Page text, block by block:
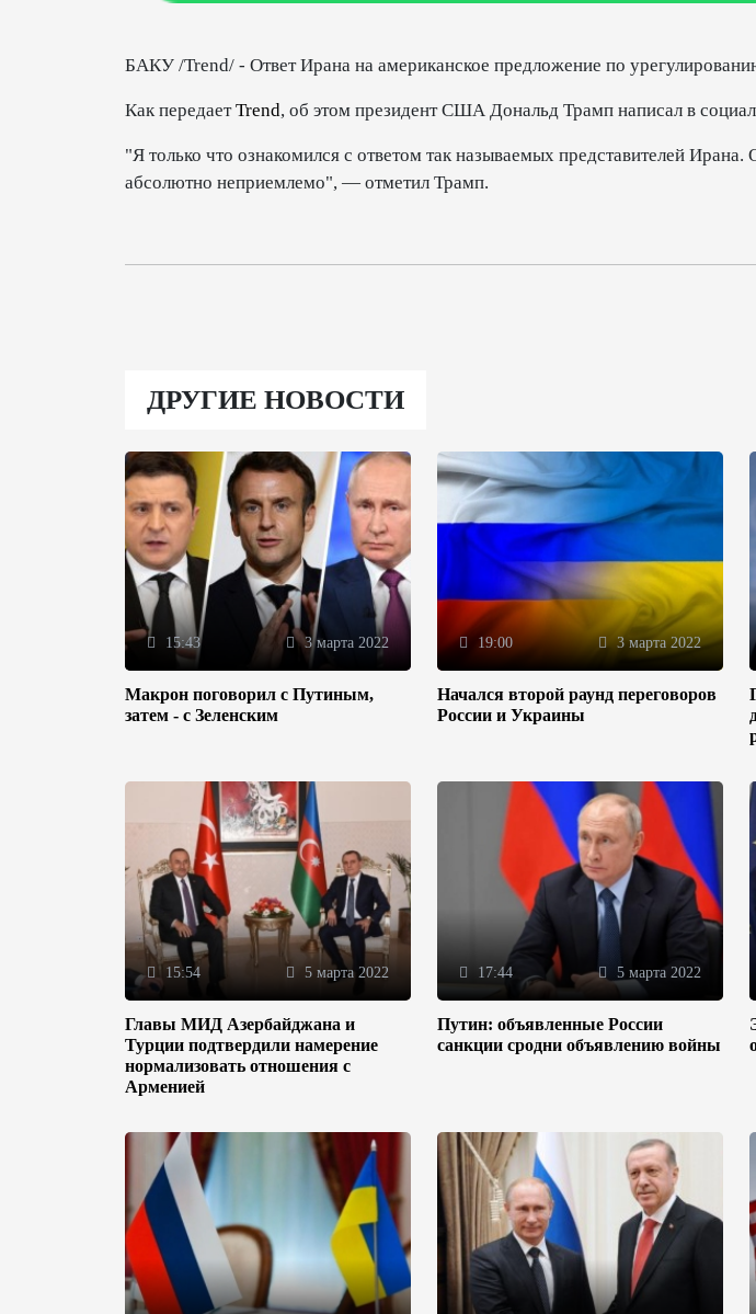
БАКУ /Trend/ - Ответ Ирана на американское предложение по
Как передаетTrend, об этом президент США Дональд Трамп написал в
"Я только что ознакомился с ответом так называемых представителей
абсолютно неприемлемо", — отметил Трамп.
ДРУГИЕ НОВОСТИ
15:43 3 марта 2022
Макрон поговорил с Путиным,
затем - с Зеленским
19:00 3 марта 2022
Начался второй раунд переговоров
России и Украины
15:54 5 марта 2022
Главы МИД Азербайджана и
Турции подтвердили намерение
нормализовать отношения с
Арменией
17:44 5 марта 2022
Путин: объявленные России
санкции сродни объявлению войны